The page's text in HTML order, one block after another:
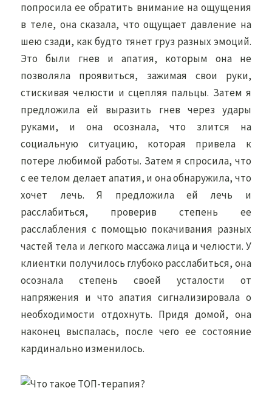
попросила ее обратить внимание на ощущения
в теле, она сказала, что ощущает давление на
шею сзади, как будто тянет груз разных эмоций.
Это были гнев и апатия, которым она не
позволяла проявиться, зажимая свои руки,
стискивая челюсти и сцепляя пальцы. Затем я
предложила ей выразить гнев через удары
руками, и она осознала, что злится на
социальную ситуацию, которая привела к
потере любимой работы. Затем я спросила, что
с ее телом делает апатия, и она обнаружила, что
хочет лечь. Я предложила ей лечь и
расслабиться, проверив степень ее
расслабления с помощью покачивания разных
частей тела и легкого массажа лица и челюсти. У
клиентки получилось глубоко расслабиться, она
осознала степень своей усталости от
напряжения и что апатия сигнализировала о
необходимости отдохнуть. Придя домой, она
наконец выспалась, после чего ее состояние
кардинально изменилось.